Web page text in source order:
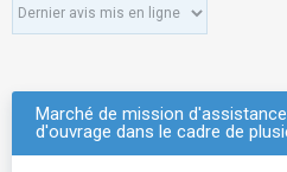
Marché de mission
d'ouvrage dans le cadre de